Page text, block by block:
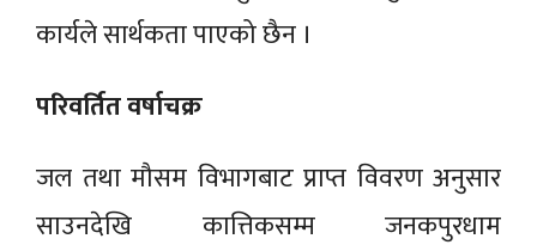
कार्यले सार्थकता पाएको छैन ।
परिवर्तित वर्षाचक्र
जल तथा मौसम विभागबाट प्राप्त विवरण अनुसार
साउनदेखि कात्तिकसम्म जनकपुरधाम